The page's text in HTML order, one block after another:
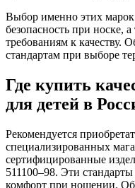
Выбор именно этих марок
безопасность при носке,
требованиям к качеству.
стандартам при выборе
Где купить
для детей в
Рекомендуется
специализированных
сертифицированные
511100–98. Эти
комфорт при ношении.